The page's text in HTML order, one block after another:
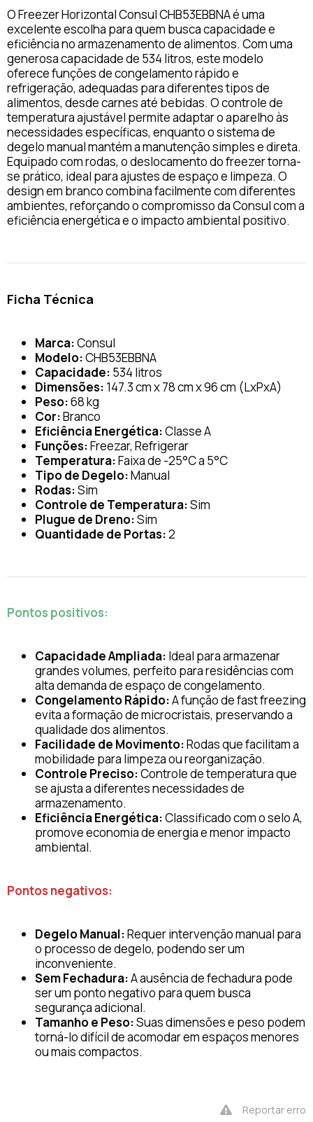
O Freezer Horizontal Consul CHB53EBBNA é uma
excelente escolha para quem busca capacidade e
eficiência no armazenamento de alimentos. Com uma
generosa capacidade de 534 litros, este modelo
oferece funções de congelamento rápido e
refrigeração, adequadas para diferentes tipos de
alimentos, desde carnes até bebidas. O controle de
temperatura ajustável permite adaptar o aparelho às
necessidades específicas, enquanto o sistema de
degelo manual mantém a manutenção simples e direta.
Equipado com rodas, o deslocamento do freezer torna-
se prático, ideal para ajustes de espaço e limpeza. O
design em branco combina facilmente com diferentes
ambientes, reforçando o compromisso da Consul com a
eficiência energética e o impacto ambiental positivo.
Ficha Técnica
Marca:Consul
Modelo:CHB53EBBNA
Capacidade: 534 litros
Dimensões: 147.3 cm x 78 cm x 96 cm (LxPxA)
Peso:68 kg
Cor:Branco
Eficiência Energética:Classe A
Funções:Freezar, Refrigerar
Temperatura:Faixa de -25°C a 5°C
Tipo de Degelo:Manual
Rodas:Sim
Controle de Temperatura:Sim
Plugue de Dreno:Sim
Quantidade de Portas:2
Pontos positivos:
Capacidade Ampliada: Ideal para armazenar
grandes volumes, perfeito para residências com
alta demanda de espaço de congelamento.
Congelamento Rápido:A função de fast freezing
evita a formação de microcristais, preservando a
qualidade dos alimentos.
Facilidade de Movimento:Rodas que facilitam a
mobilidade para limpeza ou reorganização.
Controle Preciso:Controle de temperatura que
se ajusta a diferentes necessidades de
armazenamento.
Eficiência Energética:Classificado com o selo A,
promove economia de energia e menor impacto
ambiental.
Pontos negativos:
Degelo Manual:Requer intervenção manual para
o processo de degelo, podendo ser um
inconveniente.
Sem Fechadura:A ausência de fechadura pode
ser um ponto negativo para quem busca
segurança adicional.
Tamanho e Peso:Suas dimensões e peso podem
torná-lo difícil de acomodar em espaços menores
ou mais compactos.
Reportar erro